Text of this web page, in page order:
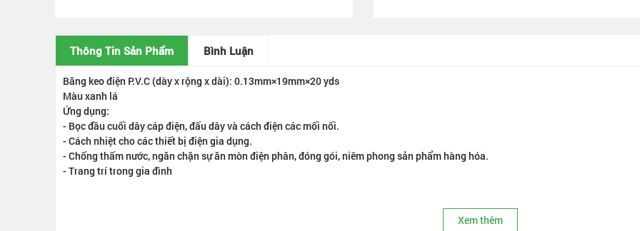
Thông Tin Sản Phẩm Bình Luận
Băng keo điện P.V.C (dày x rộng x dài): 0.13mm×19mm×20 yds
Màu xanh lá
Ứng dụng:
- Bọc đầu cuối dây cáp điện, đấu dây và cách điện các mối nối.
- Cách nhiệt cho các thiết bị điện gia dụng.
- Chống thấm nước, ngăn chặn sự ăn mòn điện phân, đóng gói, niêm phong sản phẩm hàng hóa.
- Trang trí trong gia đình
Xem thêm